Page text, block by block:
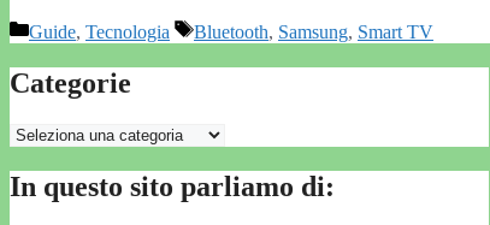
Categorie
Guide, Tecnologia Tag
Bluetooth, Samsung, Smart TV
Categorie
Categorie
In questo sito parliamo di: